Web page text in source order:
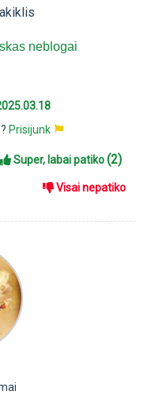
neblogai
Prisijunk
Super, labai patiko(2)
Visai nepatiko